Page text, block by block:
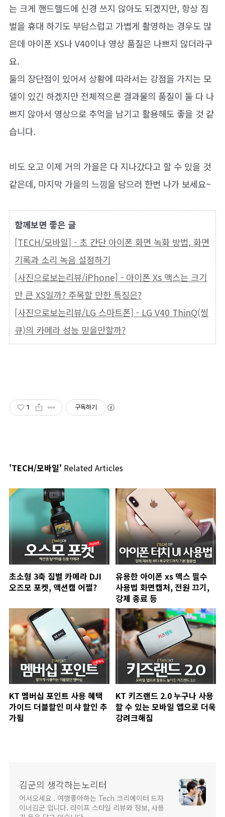
는 크게 핸드헬드에 신경 쓰지 않아도 되겠지만, 항상 짐
벌을 휴대 하기도 부담스럽고 가볍게 촬영하는 경우도 많
은데 아이폰 XS나 V40이나 영상 품질은 나쁘지 않더라구
요.
둘의 장단점이 있어서 상황에 따라서는 강점을 가지는 모
델이 있긴 하겠지만 전체적으론 결과물의 품질이 둘 다 나
쁘지 않아서 영상으로 추억을 남기고 활용해도 좋을 것 같
습니다.
비도 오고 이제 거의 가을은 다 지나갔다고 할 수 있을 것
같은데, 마지막 가을의 느낌을 담으러 한번 나가 보세요~
함께보면 좋은 글
[TECH/모바일] - 초 간단 아이폰 화면 녹화 방법, 화면
기록과 소리 녹음 설정하기
[사진으로보는리뷰/iPhone] - 아이폰 Xs 맥스는 크기
만 큰 XS일까? 주목할 만한 특징은?
[사진으로보는리뷰/LG 스마트폰] - LG V40 ThinQ(씽
큐)의 카메라 성능 믿을만할까?
1 구독하기
'TECH/모바일' Related Articles
초소형 3축 짐벌 카메라 DJI
오즈모 포켓, 액션캠 어쩔?
유용한 아이폰 xs 맥스 필수
사용법 화면캡처, 전원 끄기,
강제 종료 등
KT 멤버십 포인트 사용 혜택
가이드 더블할인 미샤 할인 추
가됨
KT 키즈랜드 2.0 누구나 사용
할 수 있는 모바일 앱으로 더욱
강려크해짐
김군의 생각하는노리터
어서오세요 . 여행좋아하는 Tech 크리에이터 드자
이너김군 입니다. 라이프 스타일 리뷰와 정보, 사용